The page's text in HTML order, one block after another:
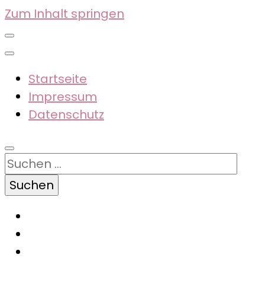
Zum Inhalt springen
Startseite
Impressum
Datenschutz
Suchen
nach: